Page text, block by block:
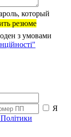
который
резюме
з умовами
Я